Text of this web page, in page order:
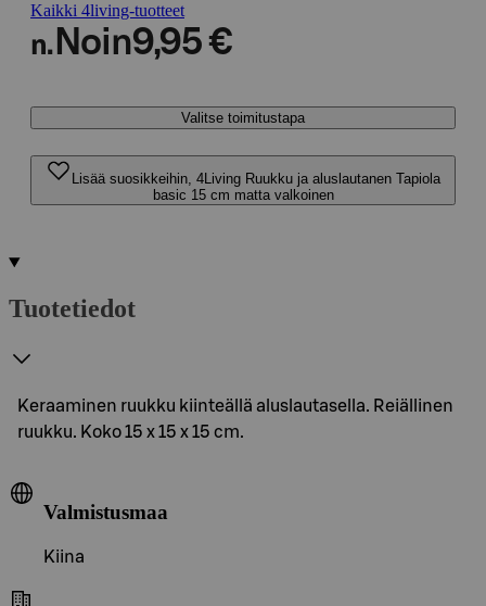
Kaikki 4living-tuotteet
n. Noin9,95 €
Valitse toimitustapa
Lisää suosikkeihin, 4Living Ruukku ja aluslautanen Tapiola
basic 15 cm matta valkoinen
Tuotetiedot
Keraaminen ruukku kiinteällä aluslautasella. Reiällinen
ruukku. Koko 15 x 15 x 15 cm.
Valmistusmaa
Kiina